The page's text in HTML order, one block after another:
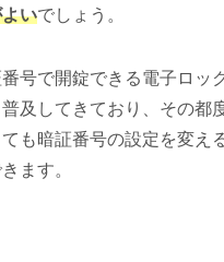
いでしょう。
号で開錠できる電子ロッ
及してきており、その都
も暗証番号の設定を変え
ます。